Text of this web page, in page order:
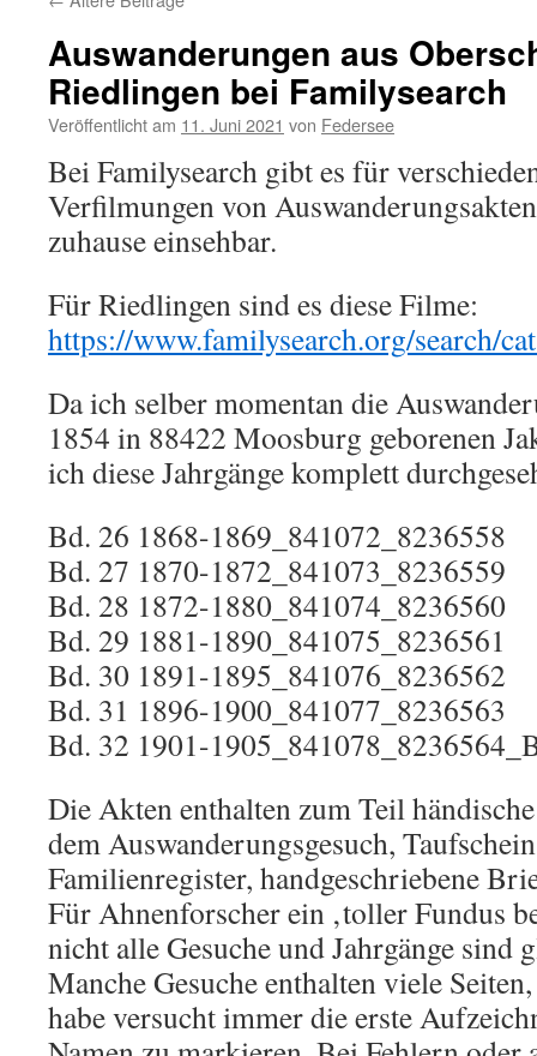
Auswanderungen aus
Riedlingen bei Familysearch
Veröffentlicht am 11. Juni 2021 von Federsee
Bei Familysearch gibt es für
Verfilmungen von
zuhause einsehbar.
Für Riedlingen sind es diese Filme:
https://www.familysearch.org/search/
Da ich selber momentan die
1854 in 88422 Moosburg geborenen
ich diese Jahrgänge komplett
Bd. 26 1868-1869_841072_8236558
Bd. 27 1870-1872_841073_8236559
Bd. 28 1872-1880_841074_8236560
Bd. 29 1881-1890_841075_8236561
Bd. 30 1891-1895_841076_8236562
Bd. 31 1896-1900_841077_8236563
Bd. 32 1901-
Die Akten enthalten zum Teil
dem Auswanderungsgesuch,
Familienregister, handgeschriebene
Für Ahnenforscher ein ‚toller Fundus
nicht alle Gesuche und Jahrgänge sind
Manche Gesuche enthalten viele
habe versucht immer die erste